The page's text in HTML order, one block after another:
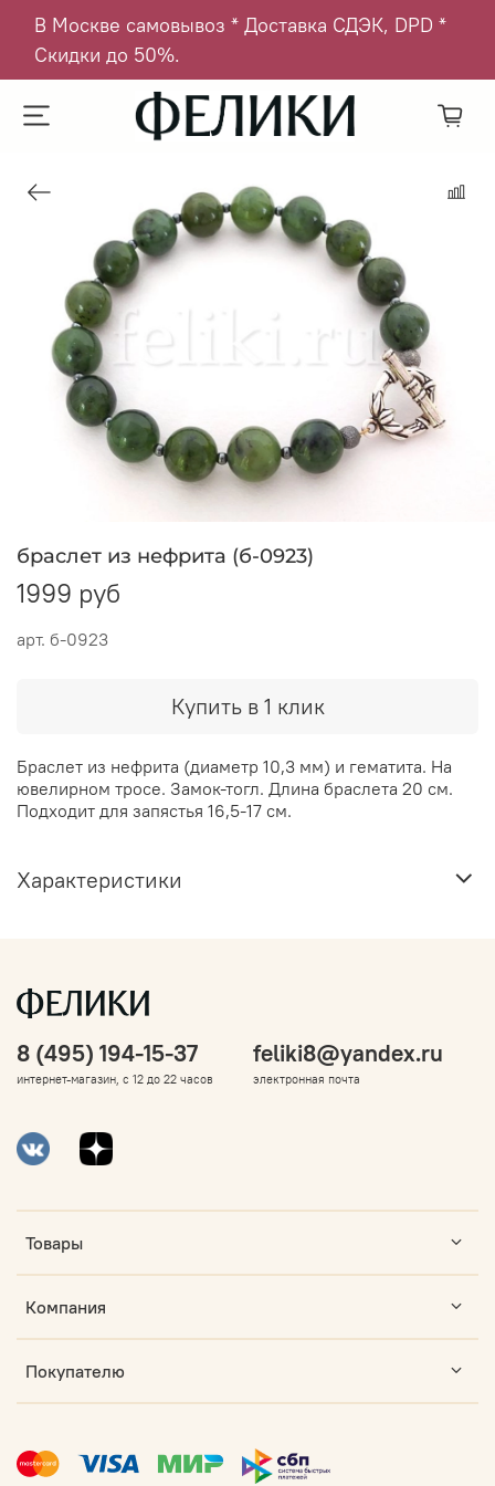
В Москве самовывоз * Доставка СДЭК, DPD *
Скидки до 50%.
арт. б-0923
браслет из нефрита (б-0923)
1999 руб
Купить в 1 клик
Браслет из нефрита (диаметр 10,3 мм) и гематита. На
ювелирном тросе. Замок-тогл. Длина браслета 20 см.
Подходит для запястья 16,5-17 см.
Характеристики
Товары
Компания
Покупателю
8 (495) 194-15-37
интернет-магазин, с 12 до 22 часов
feliki8@yandex.ru
электронная почта